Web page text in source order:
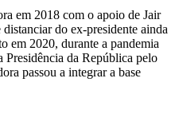
em 2018 com o apoio de Jair
do ex-presidente ainda
em 2020, durante a pandemia
da República pelo
passou a integrar a base